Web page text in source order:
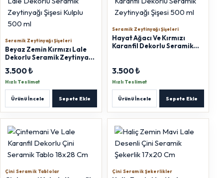
Seramik Zeytinyağı Şişeleri
Beyaz Zemin Kırmızı Lale
Dekorlu Seramik Zeytinyağı
3.500 ₺
Hızlı Teslimat
Ürünü İncele Sepete Ekle
Seramik Zeytinyağı Şişeleri
Hayat Ağacı Ve Kırmızı
Karanfil Dekorlu Seramik
3.500 ₺
Hızlı Teslimat
Ürünü İncele Sepete Ekle
Çini Seramik Tablolar Çini Seramik Şekerlikler